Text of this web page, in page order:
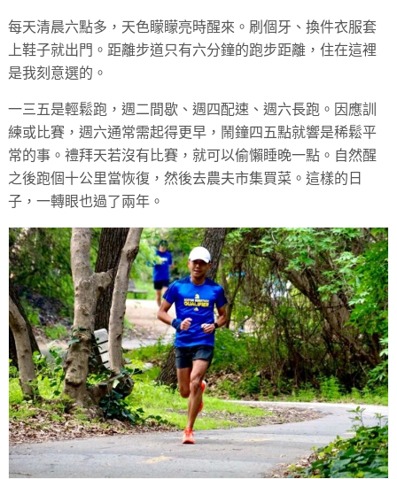
每天清晨六點多，天色矇矇亮時醒來。刷個牙、換件衣服套
上鞋子就出門。距離步道只有六分鐘的跑步距離，住在這裡
是我刻意選的。
一三五是輕鬆跑，週二間歇、週四配速、週六長跑。因應訓
練或比賽，週六通常需起得更早，鬧鐘四五點就響是稀鬆平
常的事。禮拜天若沒有比賽，就可以偷懶睡晚一點。自然醒
之後跑個十公里當恢復，然後去農夫市集買菜。這樣的日
子，一轉眼也過了兩年。